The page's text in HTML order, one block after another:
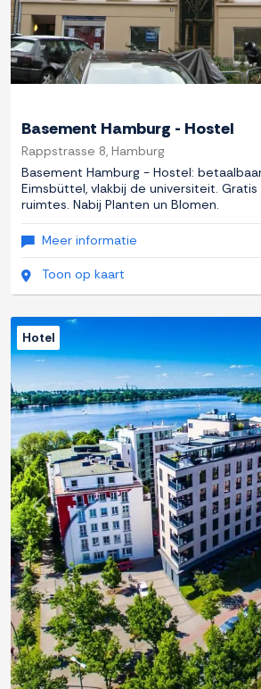
Basement Hamburg - Hostel
Rappstrasse 8, Hamburg
Basement Hamburg - Hostel:
Eimsbüttel, vlakbij de universiteit. Gratis
ruimtes. Nabij Planten un Blomen.
Meer informatie
Toon op kaart
Previous
Hotel